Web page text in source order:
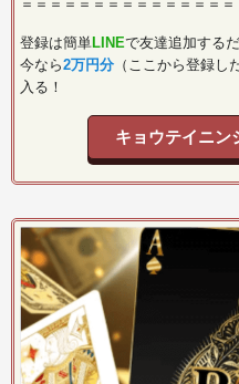
＝＝＝＝＝＝＝＝＝＝＝＝＝＝＝
登録は簡単LINEで友達追加するだ
今なら2万円分 （ここから登録し
入る！
キョウテイニン